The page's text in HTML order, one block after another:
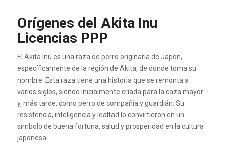
Orígenes del Akita Inu
Licencias PPP
El Akita Inu es una raza de perro originaria de Japón,
específicamente de la región de Akita, de donde toma su
nombre. Esta raza tiene una historia que se remonta a
varios siglos, siendo inicialmente criada para la caza mayor
y, más tarde, como perro de compañía y guardián. Su
resistencia, inteligencia y lealtad lo convirtieron en un
símbolo de buena fortuna, salud y prosperidad en la cultura
japonesa.